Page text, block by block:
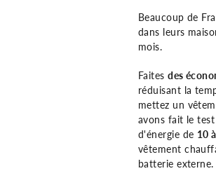
Beaucoup de
dans leurs
mois.
Faitesdes
réduisant la
mettez un
avons fait le
d'énergie de 10
vêtement
batterie externe.